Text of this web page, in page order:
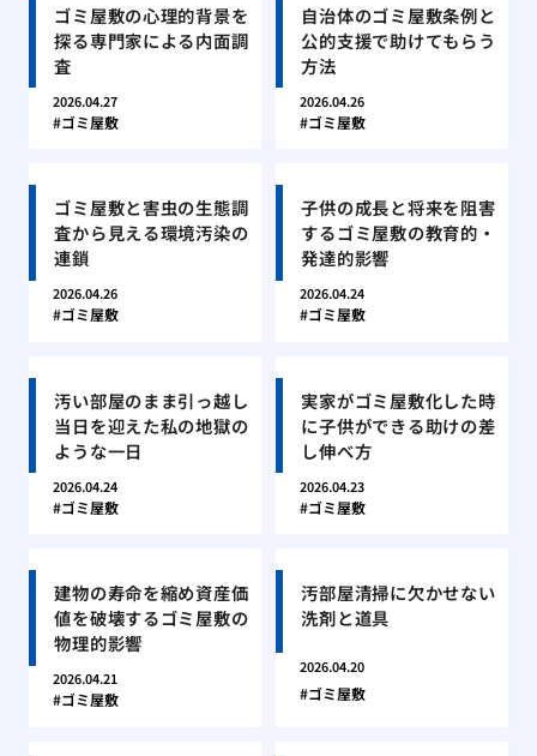
ゴミ屋敷の心理的背景を
探る専門家による内面調
査
2026.04.27
ゴミ屋敷
自治体のゴミ屋敷条例と
公的支援で助けてもらう
方法
2026.04.26
ゴミ屋敷
ゴミ屋敷と害虫の生態調
査から見える環境汚染の
連鎖
2026.04.26
ゴミ屋敷
子供の成長と将来を阻害
するゴミ屋敷の教育的・
発達的影響
2026.04.24
ゴミ屋敷
汚い部屋のまま引っ越し
当日を迎えた私の地獄の
ような一日
2026.04.24
ゴミ屋敷
実家がゴミ屋敷化した時
に子供ができる助けの差
し伸べ方
2026.04.23
ゴミ屋敷
建物の寿命を縮め資産価
値を破壊するゴミ屋敷の
物理的影響
2026.04.21
ゴミ屋敷
汚部屋清掃に欠かせない
洗剤と道具
2026.04.20
ゴミ屋敷